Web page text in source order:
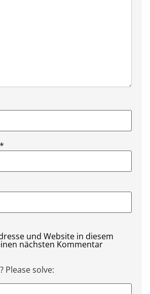
*
und Website in diesem
nächsten Kommentar
Please solve: